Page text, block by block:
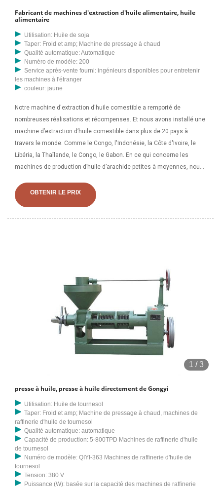
Fabricant de machines d'extraction d'huile alimentaire, huile
alimentaire
Utilisation: Huile de soja
Taper: Froid et amp; Machine de pressage à chaud
Qualité automatique: Automatique
Numéro de modèle: 200
Service après-vente fourni: ingénieurs disponibles pour entretenir
les machines à l'étranger
couleur: jaune
Notre machine d'extraction d'huile comestible a remporté de
nombreuses réalisations et récompenses. Et nous avons installé une
machine d’extraction d’huile comestible dans plus de 20 pays à
travers le monde. Comme le Congo, l'Indonésie, la Côte d'Ivoire, le
Libéria, la Thaïlande, le Congo, le Gabon. En ce qui concerne les
machines de production d’huile d’arachide petites à moyennes, nous
100, 3,5-5T/24h, port FOB Chine, avec moteur, emballage
d'exportation. 2. Presse à huile ZX-120, 5-7T/24hrs, port FOB Chine,
OBTENIR LE PRIX
1 /3
presse à huile, presse à huile directement de Gongyi
Utilisation: Huile de tournesol
Taper: Froid et amp; Machine de pressage à chaud, machines de
raffinerie d'huile de tournesol
Qualité automatique: automatique
Capacité de production: 5-800TPD Machines de raffinerie d'huile
de tournesol
Numéro de modèle: QIYI-363 Machines de raffinerie d'huile de
tournesol
Tension: 380 V
Puissance (W): basée sur la capacité des machines de raffinerie